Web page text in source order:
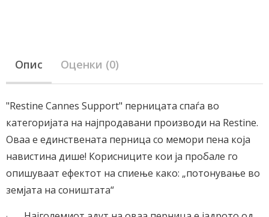
Опис Оценки (0)
"Restine Cannes Support" перницата спаѓа во
категоријата на најпродавани производи на Restine.
Оваа е единствената перница со мемори пена која
навистина дише! Корисниците кои ја пробале го
опишуваат ефектот на спиење како: „потонување во
земјата на соништата“